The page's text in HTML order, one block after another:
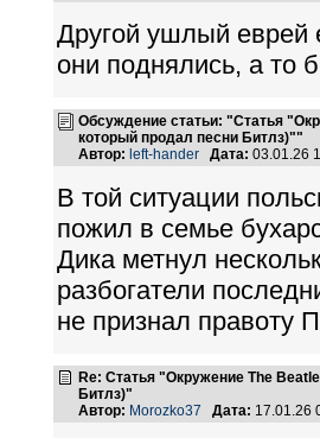
Другой ушлый еврей
они поднялись, а то
Обсуждение статьи: "Статья
который продал песни Битлз)""
Автор: left-hander Дата: 03.01.26
В той ситуации
пожил в семье
Дика метнул
разбогатели
не признал правоту
Re: Статья "Окружение The
Битлз)"
Автор: Morozko37 Дата: